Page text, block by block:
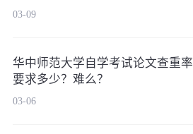
03-09
华中师范大学自学考试论文查重率
要求多少？难么？
03-06